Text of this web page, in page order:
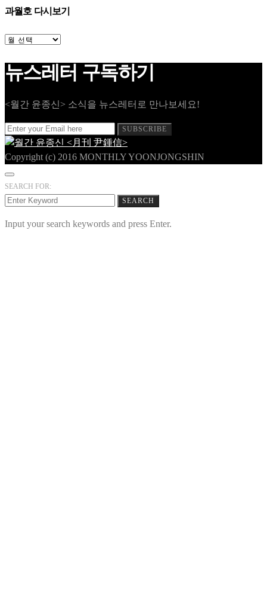
과월호 다시보기
과
다
시
기
뉴스레터 구독하기
<월간 윤종신> 소식을 뉴스레터로 만나보세요!
SUBSCRIBE
Copyright (c) 2016 MONTHLY YOONJONGSHIN
SEARCH FOR:
SEARCH
Input your search keywords and press Enter.